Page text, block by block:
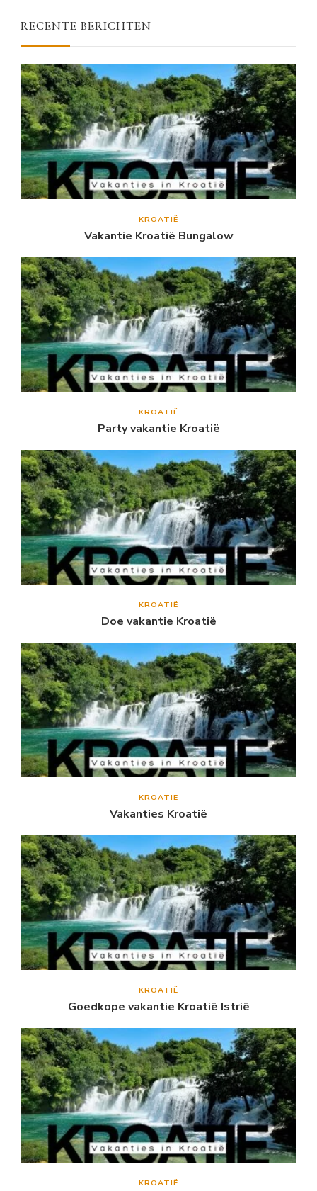
RECENTE BERICHTEN
KROATIË
Vakantie Kroatië Bungalow
KROATIË
Party vakantie Kroatië
KROATIË
Doe vakantie Kroatië
KROATIË
Vakanties Kroatië
KROATIË
Goedkope vakantie Kroatië Istrië
KROATIË